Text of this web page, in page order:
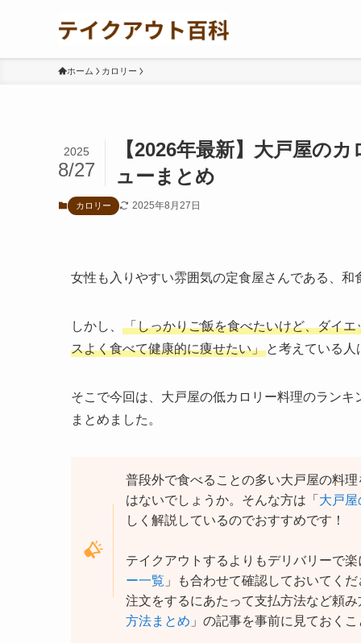
ホーム カロリー
【2026年最新】大戸屋の
ューまとめ
2025
8/27
カロリー 2025年8月27日
女性も入りやすい雰囲気の定食屋さんである、和
しかし、
「しっかりご飯を食べたいけど、ダイ
スよく食べて健康的に痩せたい」 と考えている
そこで今回は、大戸屋の低カロリー料理のラン
まとめました。
普段外で食べることの多い大戸屋の料
はないでしょうか。そんな方は「 大戸
しく解説しているのでおすすめです！
テイクアウトするよりもデリバリーで
ー一覧 」も合わせて確認しておいてく
注文をするにあたって支払方法など頼
方法まとめ 」の記事を事前に見ておく